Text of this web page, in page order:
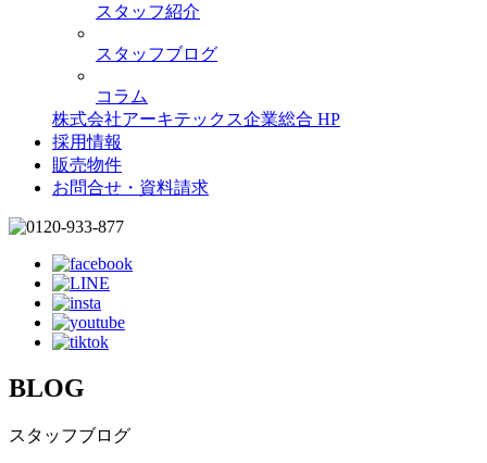
スタッフ紹介
スタッフブログ
コラム
株式会社アーキテックス企業総合 HP
採用情報
販売物件
お問合せ・資料請求
BLOG
スタッフブログ